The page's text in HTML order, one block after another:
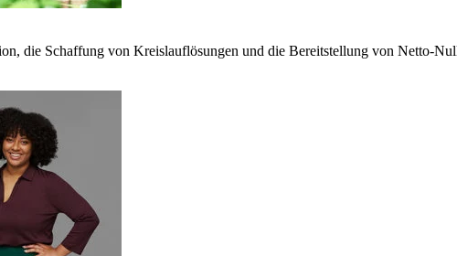
die Schaffung von Kreislauflösungen und die Bereitstellung von Netto-